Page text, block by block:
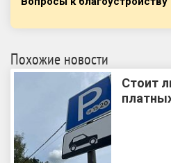
Похожие новости
Стоит